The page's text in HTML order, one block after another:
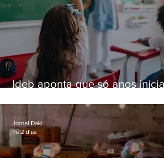
Ideb aponta que só anos
educação
Jornal Daki
há 2 dias